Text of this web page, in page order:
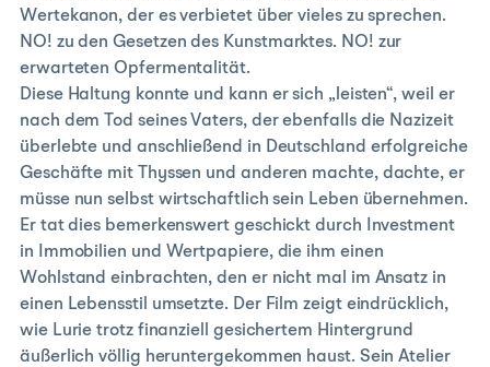
Wertekanon, der es verbietet über vieles zu sprechen.
NO! zu den Gesetzen des Kunstmarktes. NO! zur
erwarteten Opfermentalität.
Diese Haltung konnte und kann er sich „leisten“, weil er
nach dem Tod seines Vaters, der ebenfalls die Nazizeit
überlebte und anschließend in Deutschland erfolgreiche
Geschäfte mit Thyssen und anderen machte, dachte, er
müsse nun selbst wirtschaftlich sein Leben übernehmen.
Er tat dies bemerkenswert geschickt durch Investment
in Immobilien und Wertpapiere, die ihm einen
Wohlstand einbrachten, den er nicht mal im Ansatz in
einen Lebensstil umsetzte. Der Film zeigt eindrücklich,
wie Lurie trotz finanziell gesichertem Hintergrund
äußerlich völlig heruntergekommen haust. Sein Atelier